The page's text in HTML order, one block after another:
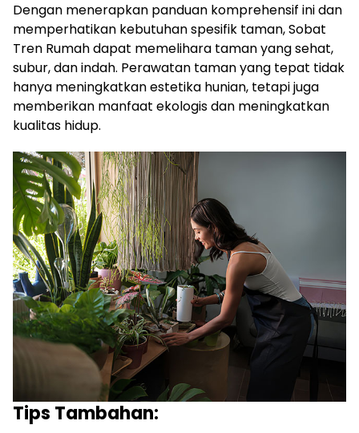
Dengan menerapkan panduan komprehensif ini dan
memperhatikan kebutuhan spesifik taman, Sobat
Tren Rumah dapat memelihara taman yang sehat,
subur, dan indah. Perawatan taman yang tepat tidak
hanya meningkatkan estetika hunian, tetapi juga
memberikan manfaat ekologis dan meningkatkan
kualitas hidup.
Tips Tambahan: